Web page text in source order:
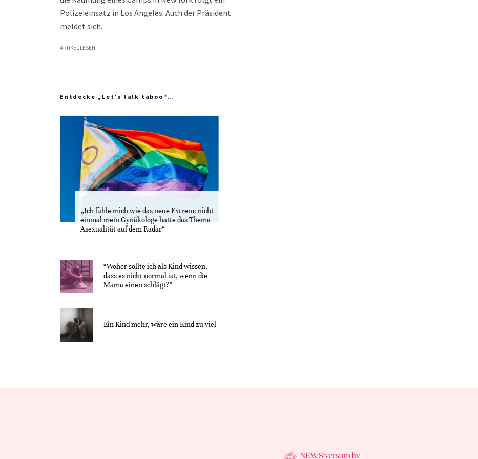
Polizeieinsatz in Los Angeles. Auch der Präsident
meldet sich.
ARTIKEL LESEN
Entdecke „Let’s talk taboo“…
„Ich fühle mich wie das neue Extrem: nicht
einmal mein Gynäkologe hatte das Thema
Asexualität auf dem Radar“
“Woher sollte ich als Kind wissen,
dass es nicht normal ist, wenn die
Mama einen schlägt?”
Ein Kind mehr, wäre ein Kind zu viel